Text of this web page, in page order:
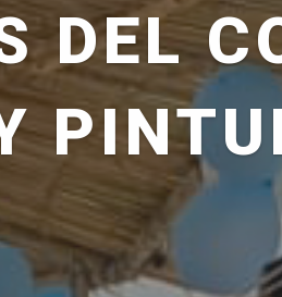
DEL